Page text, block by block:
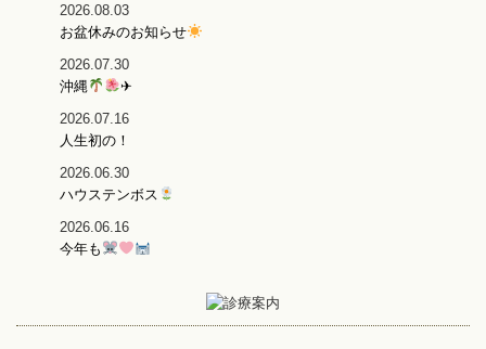
2026.08.03
お盆休みのお知らせ
2026.07.30
沖縄
✈
2026.07.16
人生初の！
2026.06.30
ハウステンボス
2026.06.16
今年も